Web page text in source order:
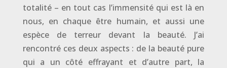
totalité – en tout cas l’immensité qui est là en
nous, en chaque être humain, et aussi une
espèce de terreur devant la beauté. J’ai
rencontré ces deux aspects : de la beauté pure
qui a un côté effrayant et d’autre part, la